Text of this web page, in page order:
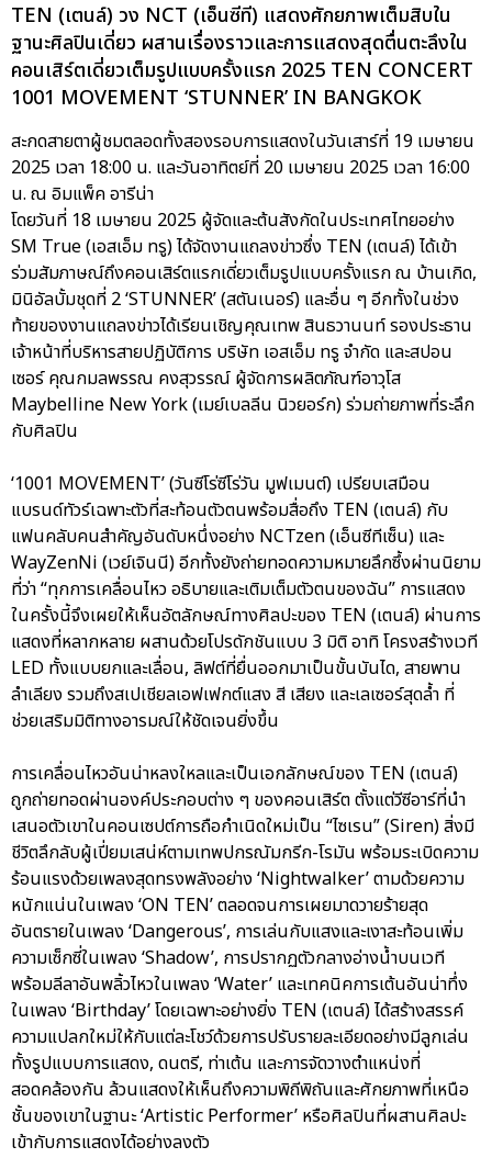
TEN (เตนล์) วง NCT (เอ็นซีที) แสดงศักยภาพเต็มสิบใน
ฐานะศิลปินเดี่ยว ผสานเรื่องราวและการแสดงสุดตื่นตะลึงใน
คอนเสิร์ตเดี่ยวเต็มรูปแบบครั้งแรก 2025 TEN CONCERT
1001 MOVEMENT ‘STUNNER’ IN BANGKOK
สะกดสายตาผู้ชมตลอดทั้งสองรอบการแสดงในวันเสาร์ที่ 19 เมษายน
2025 เวลา 18:00 น. และวันอาทิตย์ที่ 20 เมษายน 2025 เวลา 16:00
น. ณ อิมแพ็ค อารีน่า
โดยวันที่ 18 เมษายน 2025 ผู้จัดและต้นสังกัดในประเทศไทยอย่าง
SM True (เอสเอ็ม ทรู) ได้จัดงานแถลงข่าวซึ่ง TEN (เตนล์) ได้เข้า
ร่วมสัมภาษณ์ถึงคอนเสิร์ตแรกเดี่ยวเต็มรูปแบบครั้งแรก ณ บ้านเกิด,
มินิอัลบั้มชุดที่ 2 ‘STUNNER’ (สตันเนอร์) และอื่น ๆ อีกทั้งในช่วง
ท้ายของงานแถลงข่าวได้เรียนเชิญคุณเทพ สินธวานนท์ รองประธาน
เจ้าหน้าที่บริหารสายปฏิบัติการ บริษัท เอสเอ็ม ทรู จำกัด และสปอน
เซอร์ คุณกมลพรรณ คงสุวรรณ์ ผู้จัดการผลิตภัณฑ์อาวุโส
Maybelline New York (เมย์เบลลีน นิวยอร์ก) ร่วมถ่ายภาพที่ระลึก
กับศิลปิน
‘1001 MOVEMENT’ (วันซีโร่ซีโร่วัน มูฟเมนต์) เปรียบเสมือน
แบรนด์ทัวร์เฉพาะตัวที่สะท้อนตัวตนพร้อมสื่อถึง TEN (เตนล์) กับ
แฟนคลับคนสำคัญอันดับหนึ่งอย่าง NCTzen (เอ็นซีทีเซ็น) และ
WayZenNi (เวย์เจินนี) อีกทั้งยังถ่ายทอดความหมายลึกซึ้งผ่านนิยาม
ที่ว่า “ทุกการเคลื่อนไหว อธิบายและเติมเต็มตัวตนของฉัน” การแสดง
ในครั้งนี้จึงเผยให้เห็นอัตลักษณ์ทางศิลปะของ TEN (เตนล์) ผ่านการ
แสดงที่หลากหลาย ผสานด้วยโปรดักชันแบบ 3 มิติ อาทิ โครงสร้างเวที
LED ทั้งแบบยกและเลื่อน, ลิฟต์ที่ยื่นออกมาเป็นขั้นบันได, สายพาน
ลำเลียง รวมถึงสเปเชียลเอฟเฟกต์แสง สี เสียง และเลเซอร์สุดล้ำ ที่
ช่วยเสริมมิติทางอารมณ์ให้ชัดเจนยิ่งขึ้น
การเคลื่อนไหวอันน่าหลงใหลและเป็นเอกลักษณ์ของ TEN (เตนล์)
ถูกถ่ายทอดผ่านองค์ประกอบต่าง ๆ ของคอนเสิร์ต ตั้งแต่วีซีอาร์ที่นำ
เสนอตัวเขาในคอนเซปต์การถือกำเนิดใหม่เป็น “ไซเรน” (Siren) สิ่งมี
ชีวิตลึกลับผู้เปี่ยมเสน่ห์ตามเทพปกรณัมกรีก-โรมัน พร้อมระเบิดความ
ร้อนแรงด้วยเพลงสุดทรงพลังอย่าง ‘Nightwalker’ ตามด้วยความ
หนักแน่นในเพลง ‘ON TEN’ ตลอดจนการเผยมาดวายร้ายสุด
อันตรายในเพลง ‘Dangerous’, การเล่นกับแสงและเงาสะท้อนเพิ่ม
ความเซ็กซี่ในเพลง ‘Shadow’, การปรากฏตัวกลางอ่างน้ำบนเวที
พร้อมลีลาอันพลิ้วไหวในเพลง ‘Water’ และเทคนิคการเต้นอันน่าทึ่ง
ในเพลง ‘Birthday’ โดยเฉพาะอย่างยิ่ง TEN (เตนล์) ได้สร้างสรรค์
ความแปลกใหม่ให้กับแต่ละโชว์ด้วยการปรับรายละเอียดอย่างมีลูกเล่น
ทั้งรูปแบบการแสดง, ดนตรี, ท่าเต้น และการจัดวางตำแหน่งที่
สอดคล้องกัน ล้วนแสดงให้เห็นถึงความพิถีพิถันและศักยภาพที่เหนือ
ชั้นของเขาในฐานะ ‘Artistic Performer’ หรือศิลปินที่ผสานศิลปะ
เข้ากับการแสดงได้อย่างลงตัว